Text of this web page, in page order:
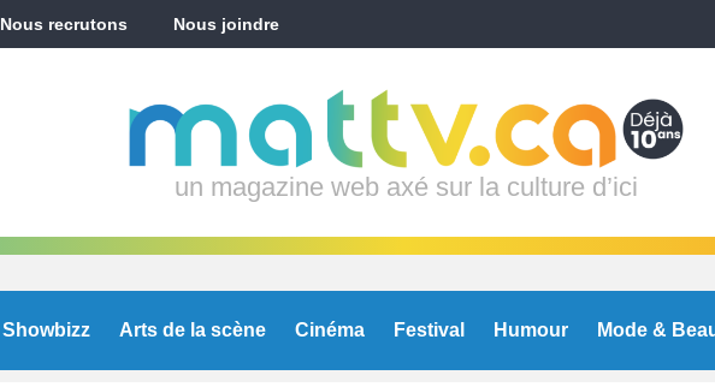
Nous recrutons Nous joindre
un magazine web axé sur la culture d’ici
Showbizz Arts de la scène Cinéma Festival Humour Mode &